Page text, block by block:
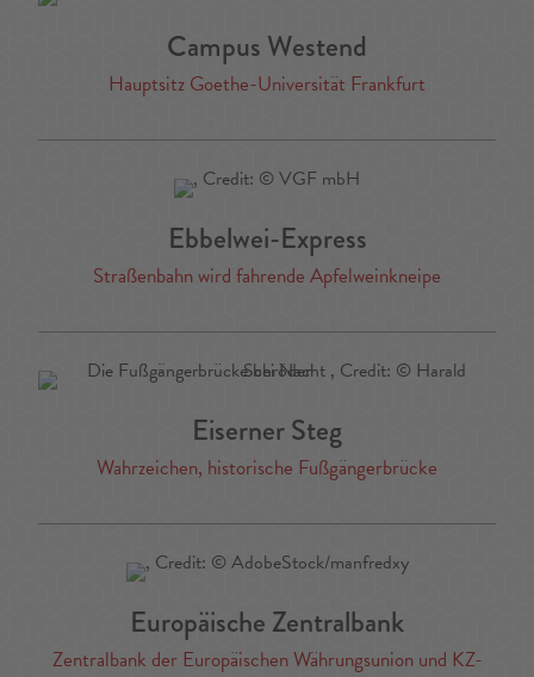
Campus Westend
Hauptsitz Goethe-Universität Frankfurt
Ebbelwei-Express
Straßenbahn wird fahrende Apfelweinkneipe
Eiserner Steg
Wahrzeichen, historische Fußgängerbrücke
Europäische Zentralbank
Zentralbank der Europäischen Währungsunion und KZ-